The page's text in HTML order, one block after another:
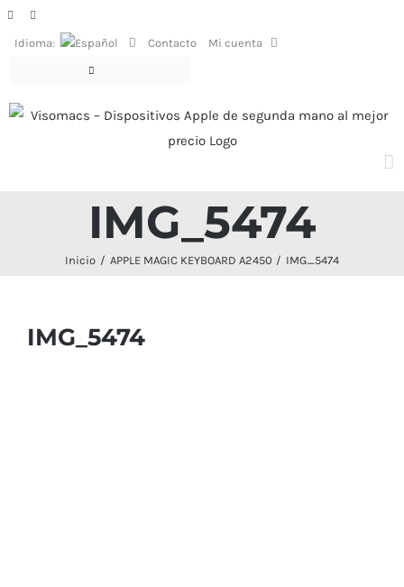
SaltarFacebook
Idioma: Contacto Mi cuenta
IMG_5474
Inicio APPLE MAGIC KEYBOARD A2450 IMG_5474
IMG_5474